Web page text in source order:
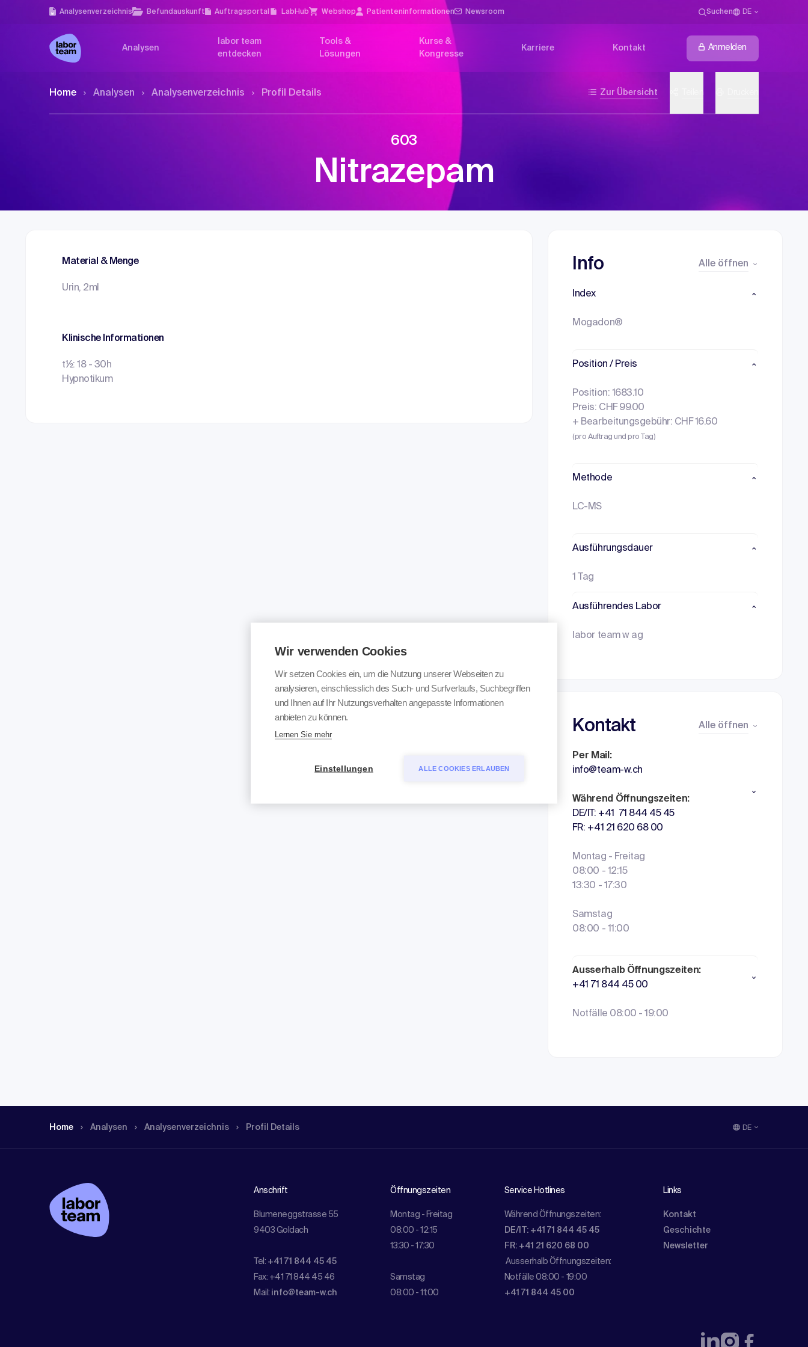
Analysen­verzeichnis Befundauskunft Auftragsportal LabHub Webshop Patienten­informationen Newsroom Suchen DE
Analysen
labor team
entdecken
Tools &
Lösungen
Kurse &
Kongresse
Karriere Kontakt Anmelden
Home Analysen Analysen­verzeichnis Profil Details Zur Übersicht
603
Nitrazepam
Material & Menge
Urin, 2ml
Klinische Informationen
t½: 18 - 30h
Hypnotikum
Info Alle öffnen
Index
Mogadon®
Position / Preis
Position: 1683.10
Preis: CHF 99.00
+ Bearbeitungsgebühr: CHF 16.60
(pro Auftrag und pro Tag)
Methode
LC-MS
Ausführungsdauer
1 Tag
Ausführendes Labor
labor team w ag
Kontakt Alle öffnen
Per Mail:
info@team-w.ch
Während Öffnungszeiten:
DE/IT: +41 71 844 45 45
FR: +41 21 620 68 00
Montag - Freitag
08:00 - 12:15
13:30 - 17:30
Samstag
08:00 - 11:00
Ausserhalb Öffnungszeiten:
+41 71 844 45 00
Notfälle 08:00 - 19:00
Home Analysen Analysen­verzeichnis Profil Details DE
Anschrift
Blumeneggstrasse 55
9403 Goldach
Tel: +41 71 844 45 45
Fax: +41 71 844 45 46
Mail: info@team-w.ch
Öffnungszeiten
Montag - Freitag
08:00 - 12:15
13:30 - 17:30
Samstag
08:00 - 11:00
Service Hotlines
Während Öffnungszeiten:
DE/IT: +41 71 844 45 45
FR: +41 21 620 68 00
Ausserhalb Öffnungszeiten:
Notfälle 08:00 - 19:00
+41 71 844 45 00
Links
Kontakt
Geschichte
Newsletter
Wir verwenden Cookies
Wir setzen Cookies ein, um die Nutzung unserer Webseiten zu
analysieren, einschliesslich des Such- und Surfverlaufs, Suchbegriffen
und Ihnen auf Ihr Nutzungsverhalten angepasste Informationen
anbieten zu können.
Lernen Sie mehr
Einstellungen ALLE COOKIES ERLAUBEN